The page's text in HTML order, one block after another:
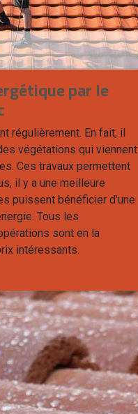
par le
régulièrement. En fait, il
végétations qui viennent
Ces travaux permettent
il y a une meilleure
puissent bénéficier d'une
Tous les
sont en la
intéressants.